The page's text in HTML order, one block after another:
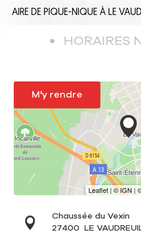
AIRE DE PIQUE-NIQUE À LE
HORAIRES
M'y rendre
Chaussée du Vexin
27400
LE